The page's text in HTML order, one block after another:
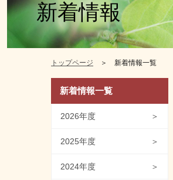
新着情報
トップページ ＞ 新着情報一覧
新着情報一覧
2026年度 ＞
2025年度 ＞
2024年度 ＞